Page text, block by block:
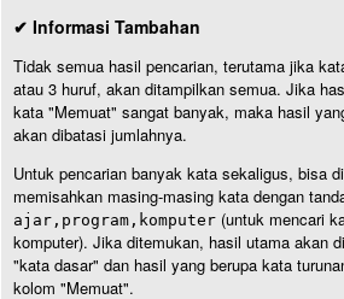
✔ Informasi Tambahan
Tidak semua hasil pencarian, terutama jika
atau 3 huruf, akan ditampilkan semua. Jika
kata "Memuat" sangat banyak, maka hasil
akan dibatasi jumlahnya.
Untuk pencarian banyak kata sekaligus, bisa
memisahkan masing-masing kata dengan
ajar,program,komputer (untuk mencari
komputer). Jika ditemukan, hasil utama akan
"kata dasar" dan hasil yang berupa kata
kolom "Memuat".